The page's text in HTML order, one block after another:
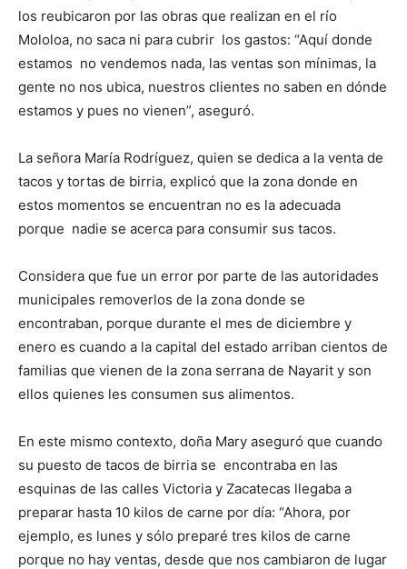
los reubicaron por las obras que realizan en el río
Mololoa, no saca ni para cubrir los gastos: “Aquí donde
estamos no vendemos nada, las ventas son mínimas, la
gente no nos ubica, nuestros clientes no saben en dónde
estamos y pues no vienen”, aseguró.
La señora María Rodríguez, quien se dedica a la venta de
tacos y tortas de birria, explicó que la zona donde en
estos momentos se encuentran no es la adecuada
porque nadie se acerca para consumir sus tacos.
Considera que fue un error por parte de las autoridades
municipales removerlos de la zona donde se
encontraban, porque durante el mes de diciembre y
enero es cuando a la capital del estado arriban cientos de
familias que vienen de la zona serrana de Nayarit y son
ellos quienes les consumen sus alimentos.
En este mismo contexto, doña Mary aseguró que cuando
su puesto de tacos de birria se encontraba en las
esquinas de las calles Victoria y Zacatecas llegaba a
preparar hasta 10 kilos de carne por día: “Ahora, por
ejemplo, es lunes y sólo preparé tres kilos de carne
porque no hay ventas, desde que nos cambiaron de lugar